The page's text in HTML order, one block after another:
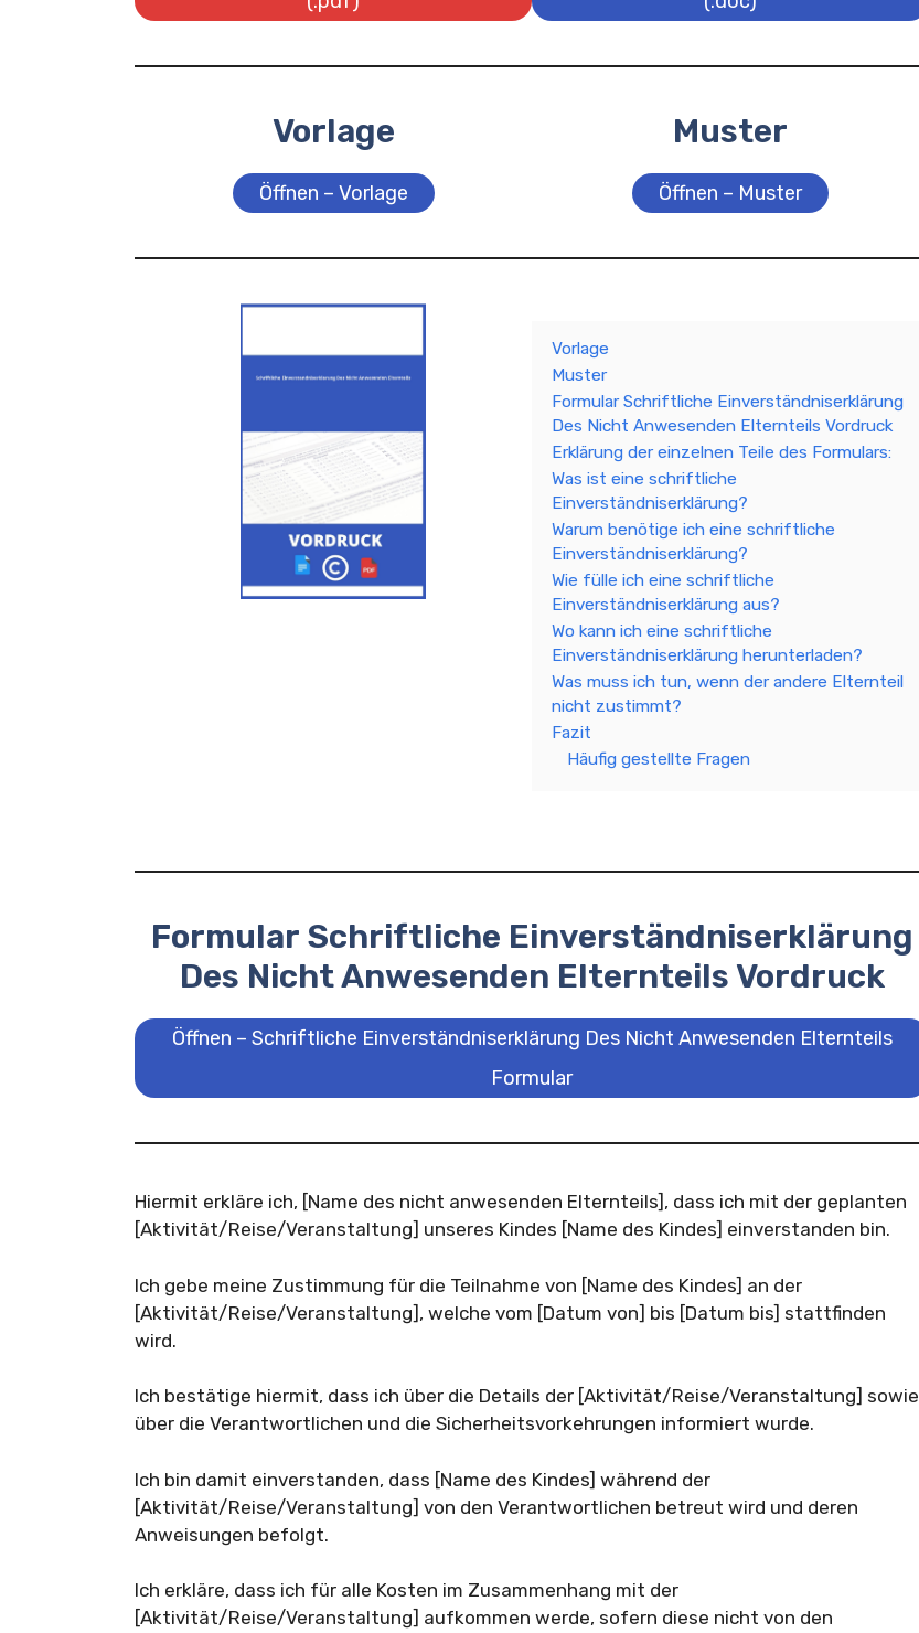
Vorlage
Öffnen – Vorlage
Muster
Öffnen – Muster
Vorlage
Muster
Formular Schriftliche Einverständniserklärung
Des Nicht Anwesenden Elternteils Vordruck
Erklärung der einzelnen Teile des Formulars:
Was ist eine schriftliche
Einverständniserklärung?
Warum benötige ich eine schriftliche
Einverständniserklärung?
Wie fülle ich eine schriftliche
Einverständniserklärung aus?
Wo kann ich eine schriftliche
Einverständniserklärung herunterladen?
Was muss ich tun, wenn der andere Elternteil
nicht zustimmt?
Fazit
Häufig gestellte Fragen
Formular Schriftliche Einverständniserklärung
Des Nicht Anwesenden Elternteils Vordruck
Öffnen – Schriftliche Einverständniserklärung Des Nicht Anwesenden Elternteils
Formular
Hiermit erkläre ich, [Name des nicht anwesenden Elternteils], dass ich mit der geplanten
[Aktivität/Reise/Veranstaltung] unseres Kindes [Name des Kindes] einverstanden bin.
Ich gebe meine Zustimmung für die Teilnahme von [Name des Kindes] an der
[Aktivität/Reise/Veranstaltung], welche vom [Datum von] bis [Datum bis] stattfinden
wird.
Ich bestätige hiermit, dass ich über die Details der [Aktivität/Reise/Veranstaltung] sowie
über die Verantwortlichen und die Sicherheitsvorkehrungen informiert wurde.
Ich bin damit einverstanden, dass [Name des Kindes] während der
[Aktivität/Reise/Veranstaltung] von den Verantwortlichen betreut wird und deren
Anweisungen befolgt.
Ich erkläre, dass ich für alle Kosten im Zusammenhang mit der
[Aktivität/Reise/Veranstaltung] aufkommen werde, sofern diese nicht von den